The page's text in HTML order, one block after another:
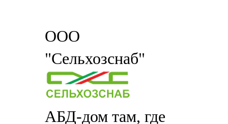
ООО
"Сельхозснаб"
АБД-дом там, где